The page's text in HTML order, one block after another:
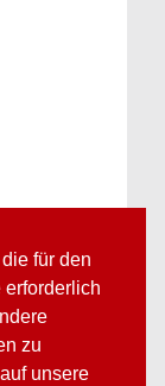
für den
erforderlich
zu
unsere